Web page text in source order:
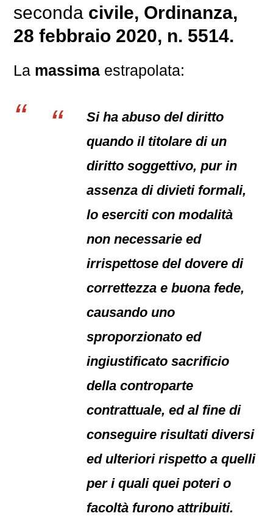
seconda civile, Ordinanza,
28 febbraio 2020, n. 5514.
La massima estrapolata:
Si ha abuso del diritto
quando il titolare di un
diritto soggettivo, pur in
assenza di divieti formali,
lo eserciti con modalità
non necessarie ed
irrispettose del dovere di
correttezza e buona fede,
causando uno
sproporzionato ed
ingiustificato sacrificio
della controparte
contrattuale, ed al fine di
conseguire risultati diversi
ed ulteriori rispetto a quelli
per i quali quei poteri o
facoltà furono attribuiti.